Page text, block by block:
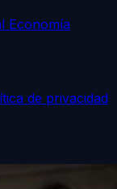
Economía
de privacidad